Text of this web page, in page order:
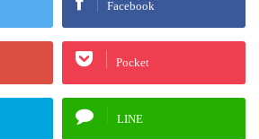
Facebook
Pocket
LINE